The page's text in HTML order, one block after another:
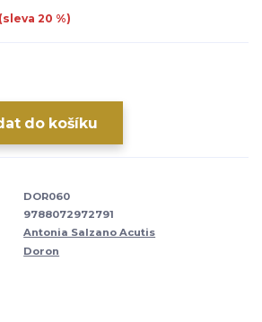
20 %)
do košíku
DOR060
9788072972791
Antonia Salzano Acutis
Doron